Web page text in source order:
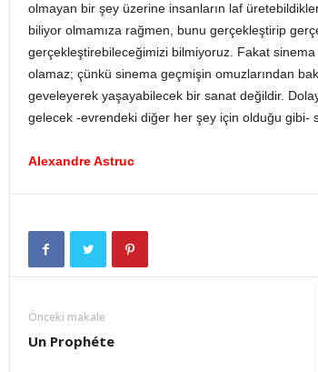
olmayan bir şey üzerine insanların laf
biliyor olmamıza rağmen, bunu gerçekleştirip
gerçekleştirebileceğimizi bilmiyoruz. Fakat
olamaz; çünkü sinema geçmişin omuzlarından
geveleyerek yaşayabilecek bir sanat değildir.
gelecek -evrendeki diğer her şey için olduğu gibi-
Alexandre Astruc
Önceki makale
Un Prophéte